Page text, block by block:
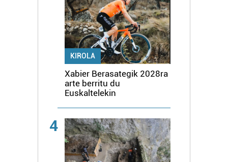
KIROLA
Xabier Berasategik 2028ra
arte berritu du
Euskaltelekin
4